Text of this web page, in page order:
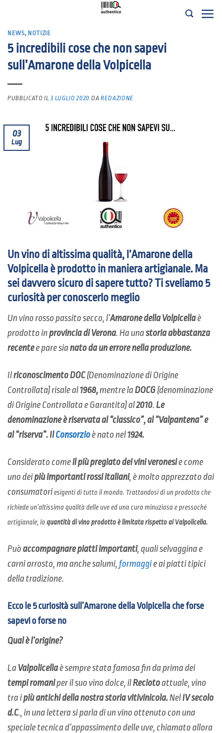
contenuti
NEWS, NOTIZIE
5 incredibili cose che non sapevi
sull’Amarone della Volpicella
PUBBLICATO IL3 LUGLIO 2020 DA REDAZIONE
03
Lug
Un vino di altissima qualità, l’Amarone della
Volpicella è prodotto in maniera artigianale. Ma
sei davvero sicuro di sapere tutto? Ti sveliamo 5
curiosità per conoscerlo meglio
Un vino rosso passito secco, l’Amarone della Volpicellaè
prodotto inprovincia di Verona. Ha unastoria abbastanza
recentee pare sianato da un errore nella produzione.
Ilriconoscimento DOC(Denominazione di Origine
Controllata) risale al1968,mentre laDOCG(denominazione
di Origine Controllata e Garantita) al2010. Le
denominazione è riservata al “classico”, al “Valpantena” e
al “riserva”. IlConsorzioè nato nel1924.
Considerato comeil più pregiato dei vini veronesie come
uno deipiù importanti rossi italiani, è molto apprezzato dai
consumatori esigenti di tutto il mondo. Trattandosi di un prodotto che
richiede un’altissima qualità delle uve ed una cura minuziosa e pressoché
artigianale, la quantità di vino prodotto è limitata rispetto ai Valpolicella.
Può accompagnare piatti importanti, quali selvaggina e
carni arrosto, ma anche salumi, formaggie ai piatti tipici
della tradizione.
Ecco le 5 curiosità sull’Amarone della Volpicella che forse
sapevi o forse no
Qual è l’origine?
La Valpolicellaè sempre stata famosa fin da prima dei
tempi romaniper il suo vino dolce, il Reciotoattuale, vino
tra ipiù antichi della nostra storia vitivinicola. Nel IV secolo
d.C., in una lettera si parla di un vino ottenuto con una
speciale tecnica d’appassimento delle uve, chiamato allora